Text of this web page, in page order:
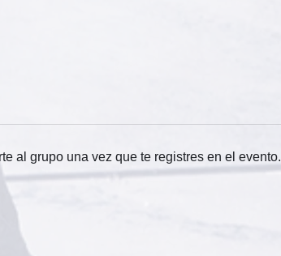
al grupo una vez que te registres en el evento.